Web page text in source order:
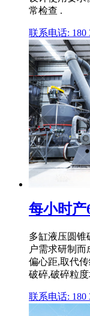
常检查 .
联系电话: 180
每小时
多缸液压圆锥
户需求研制
偏心距,取代
破碎,破碎粒
联系电话: 180